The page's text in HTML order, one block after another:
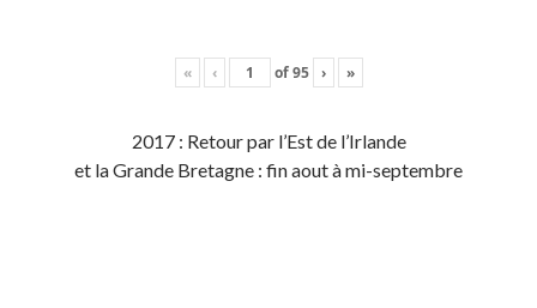
« ‹ of95 › »
2017 : Retour par l’Est de l’Irlande
et la Grande Bretagne : fin aout à mi-septembre